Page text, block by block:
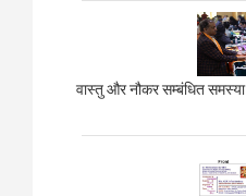
वास्तु और नौकर सम्बंधित समस्या